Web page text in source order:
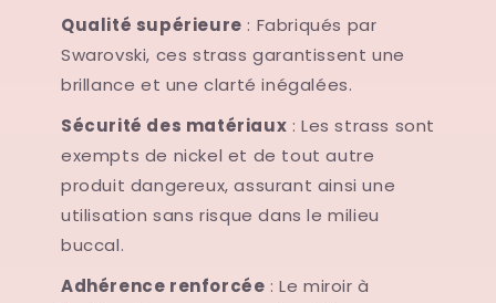
Qualité supérieure : Fabriqués par
Swarovski, ces strass garantissent une
brillance et une clarté inégalées.
Sécurité des matériaux : Les strass sont
exempts de nickel et de tout autre
produit dangereux, assurant ainsi une
utilisation sans risque dans le milieu
buccal.
Adhérence renforcée : Le miroir à